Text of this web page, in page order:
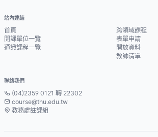
站內連結
首頁
開課單位一覽
通識課程一覽
跨領域課程
表單申請
開放資料
教師清單
聯絡我們
(04)2359 0121 轉 22302
course@thu.edu.tw
教務處註課組